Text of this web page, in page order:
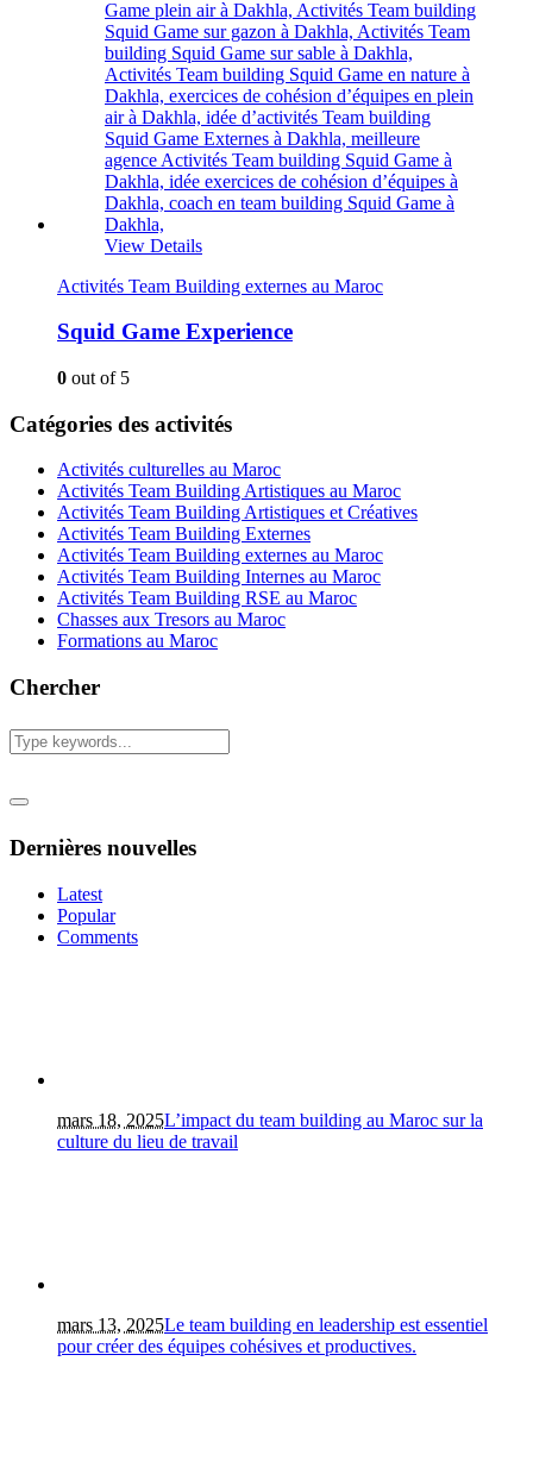
View Details
Activités Team Building externes au Maroc
Squid Game Experience
0 out of 5
Catégories des activités
Activités culturelles au Maroc
Activités Team Building Artistiques au Maroc
Activités Team Building Artistiques et Créatives
Activités Team Building Externes
Activités Team Building externes au Maroc
Activités Team Building Internes au Maroc
Activités Team Building RSE au Maroc
Chasses aux Tresors au Maroc
Formations au Maroc
Chercher
Dernières nouvelles
Latest
Popular
Comments
mars 18, 2025L’impact du team building au Maroc sur la
culture du lieu de travail
mars 13, 2025Le team building en leadership est essentiel
pour créer des équipes cohésives et productives.